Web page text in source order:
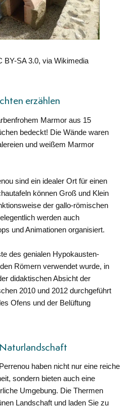
BY-SA 3.0, via Wikimedia
erzählen
Marmor aus 15
bedeckt! Die Wände waren
und weißem Marmor
sind ein idealer Ort für einen
können Groß und Klein
der gallo-römischen
werden auch
und Animationen organisiert.
des genialen Hypokausten-
Römern verwendet wurde, in
didaktischen Absicht der
2010 und 2012 durchgeführt
Ofens und der Belüftung
haben nicht nur eine reiche
sondern bieten auch eine
Umgebung. Die Thermen
Landschaft und laden Sie zu